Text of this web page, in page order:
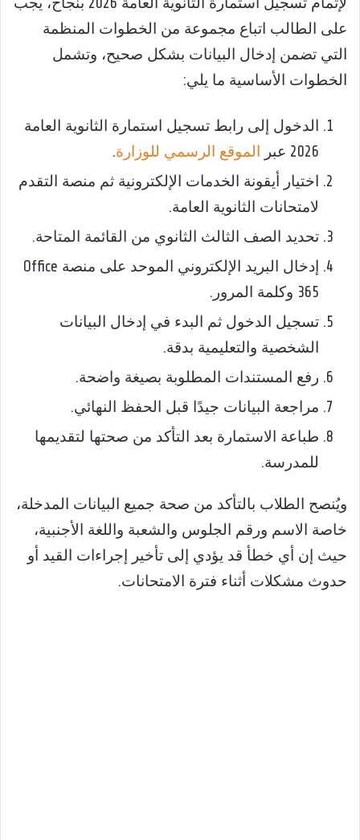
على الطالب اتباع مجموعة من الخطوات المنظمة
التي تضمن إدخال البيانات بشكل صحيح، وتشمل
الخطوات الأساسية ما يلي:
الدخول إلى رابط تسجيل استمارة الثانوية العامة
2026 عبر
الموقع الرسمي للوزارة.
اختيار أيقونة الخدمات الإلكترونية ثم منصة التقدم
لامتحانات الثانوية العامة.
تحديد الصف الثالث الثانوي من القائمة المتاحة.
إدخال البريد الإلكتروني الموحد على منصة Office
365 وكلمة المرور.
تسجيل الدخول ثم البدء في إدخال البيانات
الشخصية والتعليمية بدقة.
رفع المستندات المطلوبة بصيغة واضحة.
مراجعة البيانات جيدًا قبل الحفظ النهائي.
طباعة الاستمارة بعد التأكد من صحتها لتقديمها
للمدرسة.
ويُنصح الطلاب بالتأكد من صحة جميع البيانات المدخلة،
خاصة الاسم ورقم الجلوس والشعبة واللغة الأجنبية،
حيث إن أي خطأ قد يؤدي إلى تأخير إجراءات القيد أو
حدوث مشكلات أثناء فترة الامتحانات.